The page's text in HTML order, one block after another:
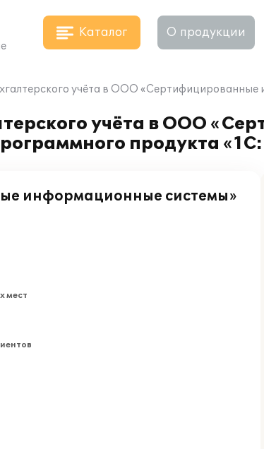
Каталог О продукции
учёта в ООО
учёта в ООО
продукта
информационные системы»
мест